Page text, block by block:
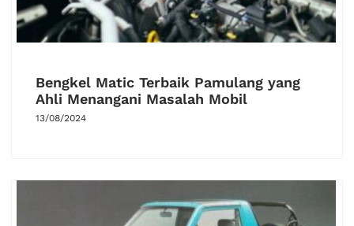
Bengkel Matic Terbaik Pamulang yang
Ahli Menangani Masalah Mobil
13/08/2024